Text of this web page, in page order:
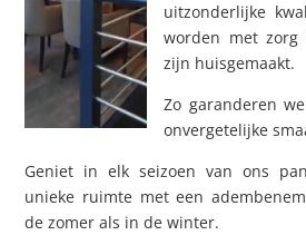
uitzonderlijke
worden met
zijn huisgemaakt.
Zo garanderen
onvergetelijke
Geniet in elk seizoen van ons
unieke ruimte met een
de zomer als in de winter.